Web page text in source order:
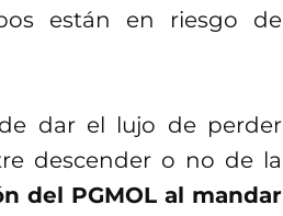
están en riesgo de
dar el lujo de perder
descender o no de la
del PGMOL al mandar